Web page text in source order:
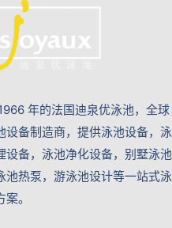
年的法国迪泉优泳池，全球
设备制造商，提供泳池设备，泳
设备，泳池净化设备，别墅泳池
池热泵，游泳池设计等一站式泳
。